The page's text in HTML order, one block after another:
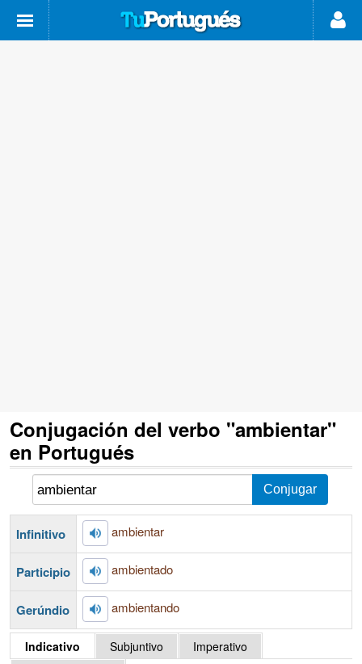
Conjugación del verbo "ambientar"
en Portugués
Infinitivo ambientar
Participio ambientado
Gerúndio ambientando
Indicativo Subjuntivo
Imperativo